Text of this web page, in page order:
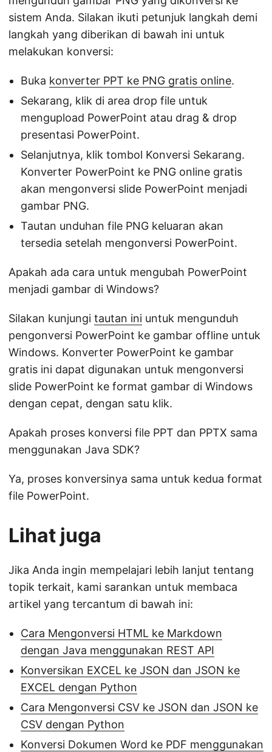
sistem Anda. Silakan ikuti petunjuk langkah demi
langkah yang diberikan di bawah ini untuk
melakukan konversi:
Buka konverter PPT ke PNG gratis online.
Sekarang, klik di area drop file untuk
mengupload PowerPoint atau drag & drop
presentasi PowerPoint.
Selanjutnya, klik tombol Konversi Sekarang.
Konverter PowerPoint ke PNG online gratis
akan mengonversi slide PowerPoint menjadi
gambar PNG.
Tautan unduhan file PNG keluaran akan
tersedia setelah mengonversi PowerPoint.
Apakah ada cara untuk mengubah PowerPoint
menjadi gambar di Windows?
Silakan kunjungi tautan ini untuk mengunduh
pengonversi PowerPoint ke gambar offline untuk
Windows. Konverter PowerPoint ke gambar
gratis ini dapat digunakan untuk mengonversi
slide PowerPoint ke format gambar di Windows
dengan cepat, dengan satu klik.
Apakah proses konversi file PPT dan PPTX sama
menggunakan Java SDK?
Ya, proses konversinya sama untuk kedua format
file PowerPoint.
Lihat juga
Jika Anda ingin mempelajari lebih lanjut tentang
topik terkait, kami sarankan untuk membaca
artikel yang tercantum di bawah ini:
Cara Mengonversi HTML ke Markdown
dengan Java menggunakan REST API
Konversikan EXCEL ke JSON dan JSON ke
EXCEL dengan Python
Cara Mengonversi CSV ke JSON dan JSON ke
CSV dengan Python
Konversi Dokumen Word ke PDF menggunakan